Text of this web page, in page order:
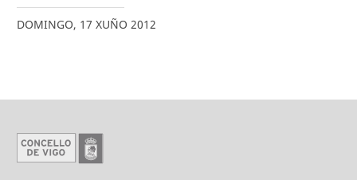
DOMINGO, 17 XUÑO 2012